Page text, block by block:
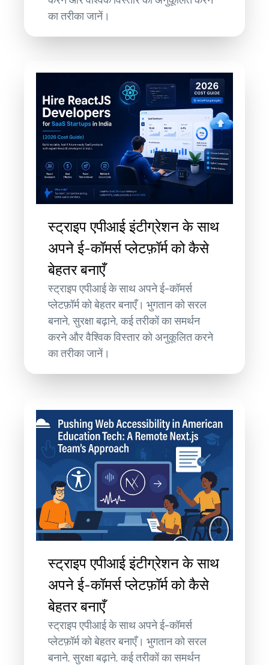
का तरीका जानें।
स्ट्राइप एपीआई इंटीग्रेशन के साथ
अपने ई-कॉमर्स प्लेटफ़ॉर्म को कैसे
बेहतर बनाएँ
स्ट्राइप एपीआई के साथ अपने ई-कॉमर्स
प्लेटफ़ॉर्म को बेहतर बनाएँ। भुगतान को सरल
बनाने, सुरक्षा बढ़ाने, कई तरीकों का समर्थन
करने और वैश्विक विस्तार को अनुकूलित करने
का तरीका जानें।
स्ट्राइप एपीआई इंटीग्रेशन के साथ
अपने ई-कॉमर्स प्लेटफ़ॉर्म को कैसे
बेहतर बनाएँ
स्ट्राइप एपीआई के साथ अपने ई-कॉमर्स
प्लेटफ़ॉर्म को बेहतर बनाएँ। भुगतान को सरल
बनाने, सुरक्षा बढ़ाने, कई तरीकों का समर्थन